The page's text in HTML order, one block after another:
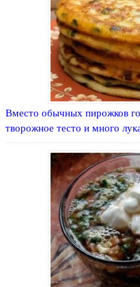
Вместо обычных пирожков
творожное тесто и много